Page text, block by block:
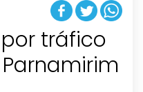
tráfico